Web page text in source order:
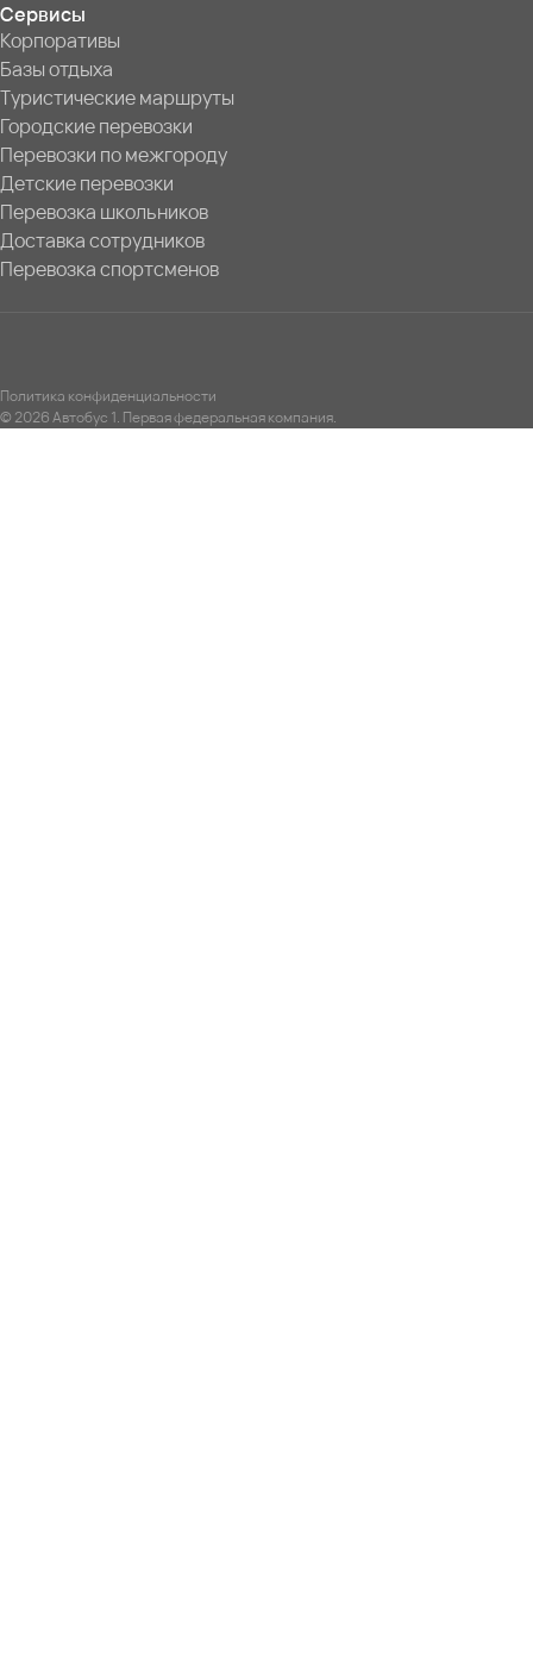
Сервисы
Корпоративы
Базы отдыха
Туристические маршруты
Городские перевозки
Перевозки по межгороду
Детские перевозки
Перевозка школьников
Доставка сотрудников
Перевозка спортсменов
Политика конфиденциальности
© 2026 Автобус 1. Первая федеральная компания.